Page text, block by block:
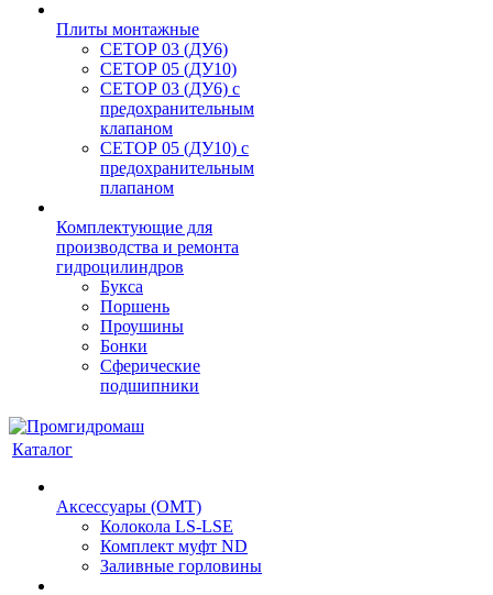
Плиты монтажные
CЕТОР 03 (ДУ6)
CЕТОР 05 (ДУ10)
CЕТОР 03 (ДУ6) с
предохранительным
клапаном
CЕТОР 05 (ДУ10) с
предохранительным
плапаном
Комплектующие для
производства и ремонта
гидроцилиндров
Букса
Поршень
Проушины
Бонки
Сферические
подшипники
Каталог
Аксессуары (OMT)
Колокола LS-LSE
Комплект муфт ND
Заливные горловины